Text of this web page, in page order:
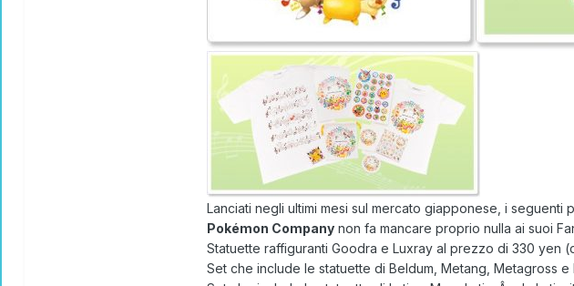
Lanciati negli ultimi mesi sul mercato giapponese, i
Pokémon Company non fa mancare proprio nulla ai suoi
Statuette raffiguranti Goodra e Luxray al prezzo di 330 yen
Set che include le statuette di Beldum, Metang, Metagross